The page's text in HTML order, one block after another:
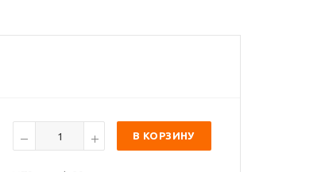
В КОРЗИНУ